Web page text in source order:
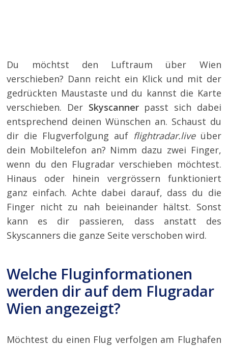
Du möchtst den Luftraum über Wien
verschieben? Dann reicht ein Klick und mit der
gedrückten Maustaste und du kannst die Karte
verschieben. Der Skyscannerpasst sich dabei
entsprechend deinen Wünschen an. Schaust du
dir die Flugverfolgung auf flightradar.liveüber
dein Mobiltelefon an? Nimm dazu zwei Finger,
wenn du den Flugradar verschieben möchtest.
Hinaus oder hinein vergrössern funktioniert
ganz einfach. Achte dabei darauf, dass du die
Finger nicht zu nah beieinander hältst. Sonst
kann es dir passieren, dass anstatt des
Skyscanners die ganze Seite verschoben wird.
Welche Fluginformationen
werden dir auf dem Flugradar
Wien angezeigt?
Möchtest du einen Flug verfolgen am Flughafen